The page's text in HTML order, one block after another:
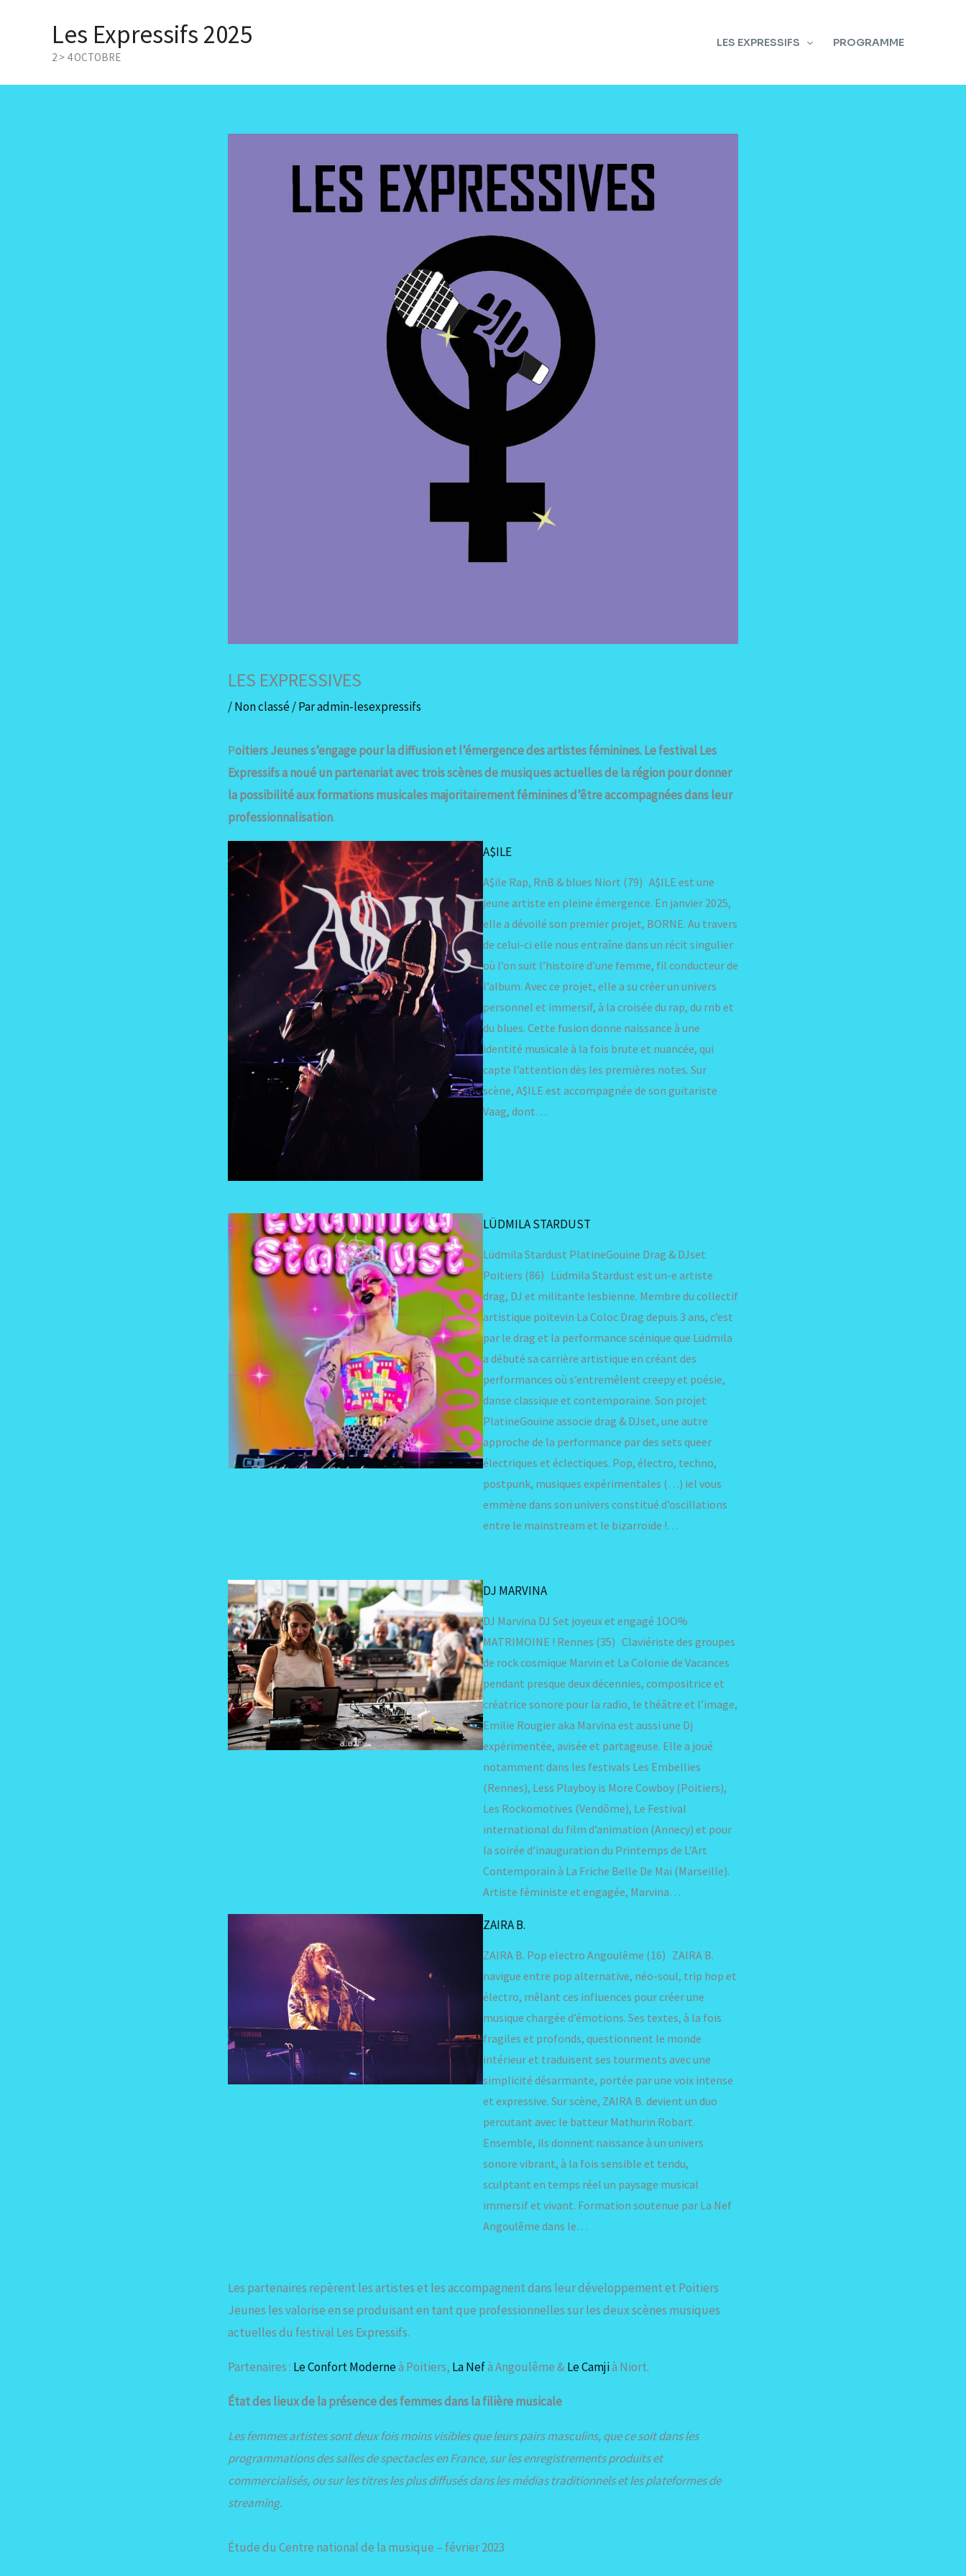
Les Expressifs 2025
2 > 4 OCTOBRE
LES EXPRESSIFS PROGRAMME
LES EXPRESSIVES
/Non classé/ Paradmin-lesexpressifs
Poitiers Jeunes s’engage pour la diffusion et l’émergence des artistes féminines. Le festival Les
Expressifs a noué un partenariat avec trois scènes de musiques actuelles de la région pour donner
la possibilité aux formations musicales majoritairement féminines d’être accompagnées dans leur
professionnalisation.
A$ILE
A$ile Rap, RnB & blues Niort (79) A$ILE est une
jeune artiste en pleine émergence. En janvier 2025,
elle a dévoilé son premier projet, BORNE. Au travers
de celui-ci elle nous entraîne dans un récit singulier
où l’on suit l’histoire d’une femme, fil conducteur de
l’album. Avec ce projet, elle a su créer un univers
personnel et immersif, à la croisée du rap, du rnb et
du blues. Cette fusion donne naissance à une
identité musicale à la fois brute et nuancée, qui
capte l’attention dès les premières notes. Sur
scène, A$ILE est accompagnée de son guitariste
Vaag, dont…
LÜDMILA STARDUST
Lüdmila Stardust PlatineGouine Drag & DJset
Poitiers (86) Lüdmila Stardust est un-e artiste
drag, DJ et militante lesbienne. Membre du collectif
artistique poitevin La Coloc Drag depuis 3 ans, c’est
par le drag et la performance scénique que Lüdmila
a débuté sa carrière artistique en créant des
performances où s’entremêlent creepy et poésie,
danse classique et contemporaine. Son projet
PlatineGouine associe drag & DJset, une autre
approche de la performance par des sets queer
électriques et éclectiques. Pop, électro, techno,
postpunk, musiques expérimentales (…) iel vous
emmène dans son univers constitué d’oscillations
entre le mainstream et le bizarroïde !…
DJ MARVINA
DJ Marvina DJ Set joyeux et engagé 1OO%
MATRIMOINE ! Rennes (35) Claviériste des groupes
de rock cosmique Marvin et La Colonie de Vacances
pendant presque deux décennies, compositrice et
créatrice sonore pour la radio, le théâtre et l’image,
Emilie Rougier aka Marvina est aussi une Dj
expérimentée, avisée et partageuse. Elle a joué
notamment dans les festivals Les Embellies
(Rennes), Less Playboy is More Cowboy (Poitiers),
Les Rockomotives (Vendôme), Le Festival
international du film d’animation (Annecy) et pour
la soirée d’inauguration du Printemps de L’Art
Contemporain à La Friche Belle De Mai (Marseille).
Artiste féministe et engagée, Marvina…
ZAIRA B.
ZAIRA B. Pop electro Angoulême (16) ZAIRA B.
navigue entre pop alternative, néo-soul, trip hop et
électro, mêlant ces influences pour créer une
musique chargée d’émotions. Ses textes, à la fois
fragiles et profonds, questionnent le monde
intérieur et traduisent ses tourments avec une
simplicité désarmante, portée par une voix intense
et expressive. Sur scène, ZAIRA B. devient un duo
percutant avec le batteur Mathurin Robart.
Ensemble, ils donnent naissance à un univers
sonore vibrant, à la fois sensible et tendu,
sculptant en temps réel un paysage musical
immersif et vivant. Formation soutenue par La Nef
Angoulême dans le…
Les partenaires repèrent les artistes et les accompagnent dans leur développement et Poitiers
Jeunes les valorise en se produisant en tant que professionnelles sur les deux scènes musiques
actuelles du festival Les Expressifs.
Partenaires : Le Confort Moderneà Poitiers, La Nefà Angoulême & Le Camjià Niort.
État des lieux de la présence des femmes dans la filière musicale
Les femmes artistes sont deux fois moins visibles que leurs pairs masculins, que ce soit dans les
programmations des salles de spectacles en France, sur les enregistrements produits et
commercialisés, ou sur les titres les plus diffusés dans les médias traditionnels et les plateformes de
streaming.
Étude du Centre national de la musique – février 2023